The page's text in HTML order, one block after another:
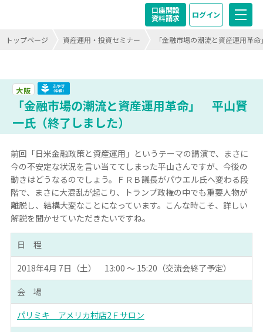
口座開設
資料請求
ログイン
トップページ 資産運用・投資セミナー 「金融市場の潮流と資産運用革
「金融市場の潮流と資産運用革命」 平山賢
一氏（終了しました）
大阪
前回「日米金融政策と資産運用」というテーマの講演で、まさに
今の不安定な状況を言い当ててしまった平山さんですが、今後の
動きはどうなるのでしょう。ＦＲＢ議長がパウエル氏へ変わる段
階で、まさに大混乱が起こり、トランプ政権の中でも重要人物が
離脱し、結構大変なことになっています。こんな時こそ、詳しい
解説を聞かせていただきたいですね。
日 程
2018年4月 7日（土） 13:00 ～ 15:20（交流会終了予定）
会 場
パリミキ アメリカ村店2Ｆサロン